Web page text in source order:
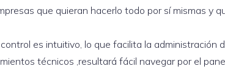
que quieran hacerlo todo por sí mismas y
es intuitivo, lo que facilita la administración
técnicos ,resultará fácil navegar por el